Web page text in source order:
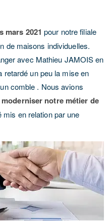
mars 2021 pour notre filiale
de maisons individuelles.
avec Mathieu JAMOIS en
retardé un peu la mise en
comble . Nous avions
notre métier de
en relation par une